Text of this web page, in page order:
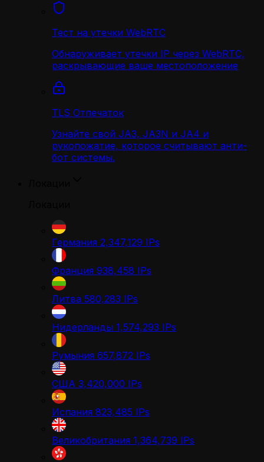
Тест на утечки WebRTC
Обнаруживает утечки IP через WebRTC,
раскрывающие ваше местоположение
TLS Отпечаток
Узнайте свой JA3, JA3N и JA4 и
рукопожатие, которое считывают анти-
бот системы.
Германия 2,347,129 IPs
Франция 938,458 IPs
Литва 580,283 IPs
Нидерланды 1,574,293 IPs
Румыния 657,872 IPs
США 3,420,000 IPs
Испания 823,485 IPs
Великобритания 1,364,739 IPs